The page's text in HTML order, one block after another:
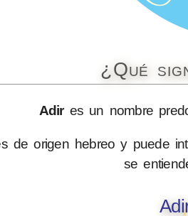
¿Qué
Adires un nombre
de origen hebreo y puede
se